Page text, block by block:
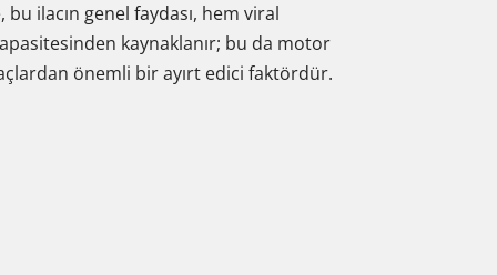
ilacın genel faydası, hem viral
kaynaklanır; bu da motor
önemli bir ayırt edici faktördür.